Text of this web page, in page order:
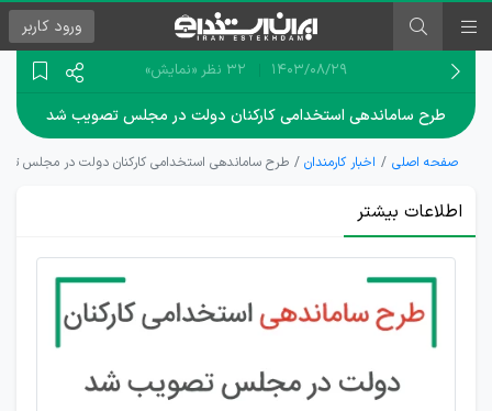
ورود کاربر
۱۴۰۳/۰۸/۲۹ 32 نظر «نمایش»
طرح ساماندهی استخدامی کارکنان دولت در مجلس تصویب شد
صفحه اصلی اخبار کارمندان طرح ساماندهی استخدامی کارکنان دولت در مجلس
اطلاعات بیشتر
تایید
نهایی
طرح
ساماندهی